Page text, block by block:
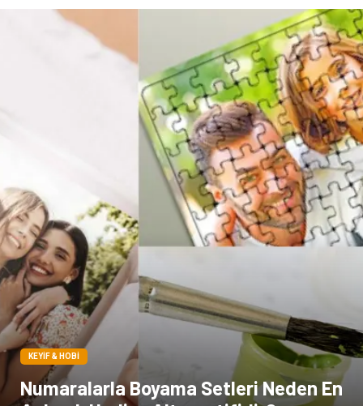
Çadır
Pet Malzemeleri
KEYIF & HOBI
Numaralarla Boyama Setleri Neden En